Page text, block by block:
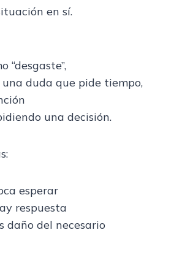
en sí.
“desgaste”,
duda que pide tiempo,
una decisión.
esperar
respuesta
daño del necesario